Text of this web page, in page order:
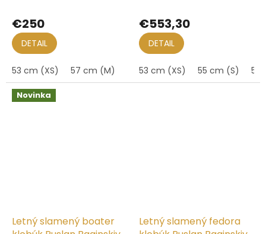
€250
DETAIL
53 cm (XS) 57 cm (M)
€553,30
DETAIL
53 cm (XS) 55 cm (S) 57
Novinka
Letný slamený boater
Letný slamený fedora